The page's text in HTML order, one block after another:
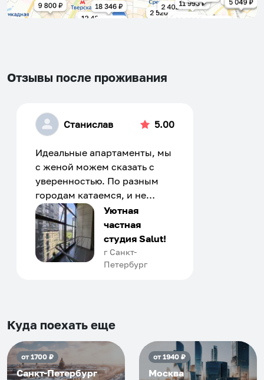
shortcuts
for
shortcuts
for
Отзывы после проживания
Станислав 5.00
Идеальные апартаменты, мы
с женой можем сказать с
уверенностью. По разным
городам катаемся, и не
только в России. Сервис на
отличном уровне. Хозяин
апартаментов доброй души
человек, всегда можно
договориться, подскажет
приезжать еще...
Уютная
частная
студия Salut!
г Санкт-
Петербург
Куда поехать еще
от1700₽
Санкт-Петербург
от1940₽
Москва